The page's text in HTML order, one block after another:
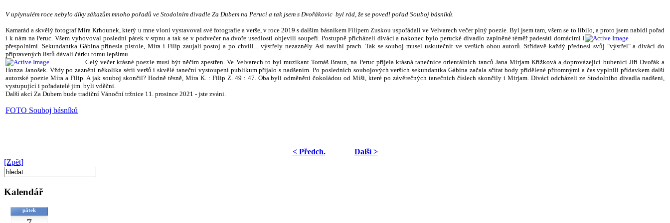
V uplynulém roce nebylo díky zákazům mnoho pořadů ve Stodolním divadle Za Dubem na Peruci a tak jsem s Dvořákovic byl rád, že se povedl pořad Souboj básníků.
Kamarád a skvělý fotograf Míra Krhounek, který u mne vloni vystavoval své fotografie a verše, v roce 2019 s dalším básníkem Filipem Zuskou uspořádali ve Velvarech večer plný poezie. Byl jsem tam, všem se to líbilo, a proto jsem nabídl pořad
i k nám na Peruc.Všem vyhovoval poslední pátek v srpnu a tak se v podvečer na dvoře usedlosti objevili soupeři. Postupně přicházeli diváci a nakonec bylo perucké divadlo zaplněné téměř padesáti domácími i
přespolními. Sekundantka Gábina přinesla pistole, Míra i Filip zaujali postoj a po chvíli... výstřely nezazněly. Asi navlhl prach. Tak se souboj musel uskutečnit ve verších obou autorů. Střídavě každý přednesl svůj "výstřel" a diváci do
připravených listů dávali čárku tomu lepšímu.
Celý večer krásné poezie musí být něčím zpestřen. Ve Velvarech to byl muzikant Tomáš Braun, na Peruc přijela krásná tanečnice orientálních tanců Jana Mirjam Křížková a doprovázející bubeníci Jiří Dvořák a
Honza Janošek. Vždy po zaznění několika sérií veršů i skvělé taneční vystoupení publikum přijalo s nadšením. Po posledních soubojových verších sekundantka Gábina začala sčítat body přidělené přítomnými a čas vyplnili přídavkem další
autorské poezie Míra a Filip. A jak souboj skončil? Hodně těsně, Míra K. : Filip Z. 49 : 47. Oba byli odměněni čokoládou od Míši, které po závěrečných tanečních číslech skončily i Mirjam. Diváci odcházeli ze Stodolního divadla nadšeni,
vystupující i pořadatelé jim byli vděčni.
Další akcí Za Dubem bude tradiční Vánoční tržnice 11. prosince 2021 - jste zváni.
FOTO Souboj básníků
< Předch.
Další >
[Zpět]
Kalendář
pátek